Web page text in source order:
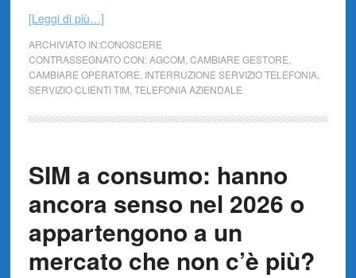
[Leggi di più…]
ARCHIVIATO IN:CONOSCERE
CONTRASSEGNATO CON:AGCOM CAMBIARE GESTORE
CAMBIARE OPERATORE INTERRUZIONE SERVIZIO TELEFONIA,
SERVIZIO CLIENTI TIM TELEFONIA AZIENDALE
SIM a consumo: hanno
ancora senso nel 2026 o
appartengono a un
mercato che non c’è più?